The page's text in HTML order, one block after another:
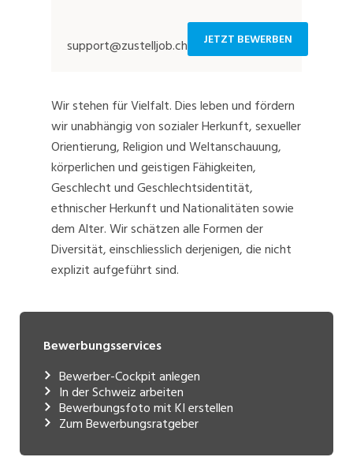
support@zustelljob.ch JETZT BEWERBEN
Wir stehen für Vielfalt. Dies leben und fördern
wir unabhängig von sozialer Herkunft, sexueller
Orientierung, Religion und Weltanschauung,
körperlichen und geistigen Fähigkeiten,
Geschlecht und Geschlechtsidentität,
ethnischer Herkunft und Nationalitäten sowie
dem Alter. Wir schätzen alle Formen der
Diversität, einschliesslich derjenigen, die nicht
explizit aufgeführt sind.
Bewerbungsservices
Bewerber-Cockpit anlegen
In der Schweiz arbeiten
Bewerbungsfoto mit KI erstellen
Zum Bewerbungsratgeber